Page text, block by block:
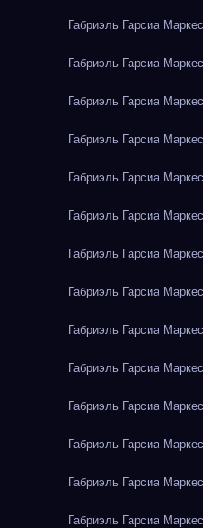
Габриэль Гарсиа
Габриэль Гарсиа
Габриэль Гарсиа
Габриэль Гарсиа
Габриэль Гарсиа
Габриэль Гарсиа
Габриэль Гарсиа
Габриэль Гарсиа
Габриэль Гарсиа
Габриэль Гарсиа
Габриэль Гарсиа
Габриэль Гарсиа
Габриэль Гарсиа
Габриэль Гарсиа